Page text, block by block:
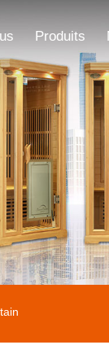
Produits